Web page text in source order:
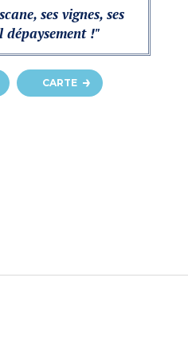
ses vignes, ses
!"
CARTE